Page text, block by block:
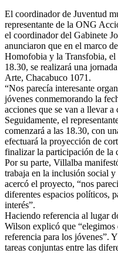
El coordinador de Juventud
representante de la ONG
el coordinador del Gabinete
anunciaron que en el marco
Homofobia y la Transfobia, el
18.30, se realizará una
Arte, Chacabuco 1071.
“Nos parecía interesante
jóvenes conmemorando la
acciones que se van a llevar
Seguidamente, el
comenzará a las 18.30, con
efectuará la proyección de
finalizar la participación de la
Por su parte, Villalba
trabaja en la inclusión social
acercó el proyecto, “nos
diferentes espacios políticos,
interés”.
Haciendo referencia al lugar
Wilson explicó que
referencia para los jóvenes”.
tareas conjuntas entre las